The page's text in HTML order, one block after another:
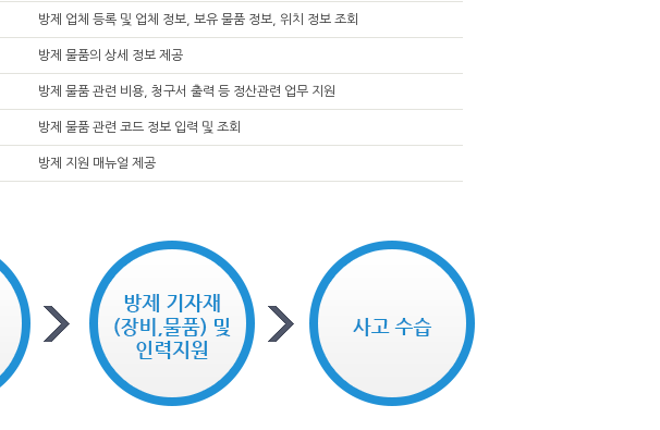
방제 업체 등록 및 업체 정보, 보유 물품 정보, 위치 정보 조회
방제 물품의 상세 정보 제공
방제 물품 관련 비용, 청구서 출력 등 정산관련 업무 지원
방제 물품 관련 코드 정보 입력 및 조회
방제 지원 매뉴얼 제공